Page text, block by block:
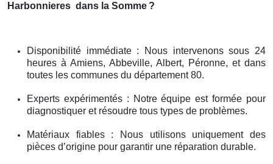
Harbonnieres dans la Somme ?
Disponibilité immédiate : Nous intervenons sous 24
heures à Amiens, Abbeville, Albert, Péronne, et dans
toutes les communes du département 80.
Experts expérimentés : Notre équipe est formée pour
diagnostiquer et résoudre tous types de problèmes.
Matériaux fiables : Nous utilisons uniquement des
pièces d’origine pour garantir une réparation durable.